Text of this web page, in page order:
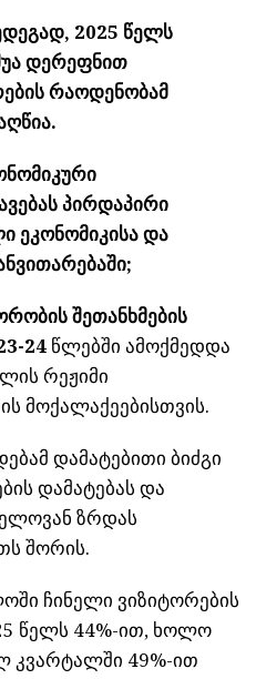
2025 წელს
დერეფნით
რაოდენობამ
პირდაპირი
ეკონომიკისა და
შეთანხმების
24 წლებში ამოქმედდა
რეჟიმი
მოქალაქეებისთვის.
დამატებითი ბიძგი
დამატებას და
ზრდას
შორის.
ჩინელი ვიზიტორების
წელს 44%-ით, ხოლო
კვარტალში 49%-ით